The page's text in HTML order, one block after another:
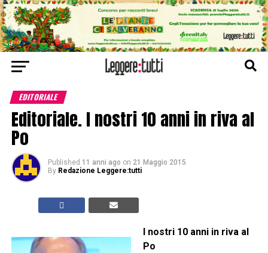
EDITORIALE
Editoriale. I nostri 10 anni in riva al
Po
Published 11 anni ago on 21 Maggio 2015
By Redazione Leggere:tutti
I nostri 10 anni in riva al
Po